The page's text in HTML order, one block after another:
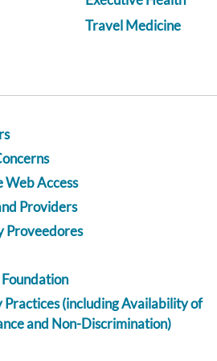
Travel Medicine
Web Access
Providers
Proveedores
Practices (including Availability of
and Non-Discrimination)